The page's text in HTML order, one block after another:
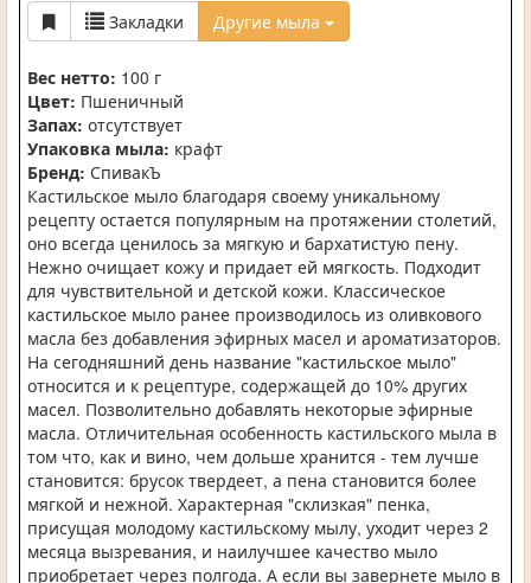
Закладки Другие мыла
Вес нетто: 100 г
Цвет: Пшеничный
Запах: отсутствует
Упаковка мыла: крафт
Бренд: СпивакЪ
Кастильское мыло благодаря своему уникальному
рецепту остается популярным на протяжении столетий,
оно всегда ценилось за мягкую и бархатистую пену.
Нежно очищает кожу и придает ей мягкость. Подходит
для чувствительной и детской кожи. Классическое
кастильское мыло ранее производилось из оливкового
масла без добавления эфирных масел и ароматизаторов.
На сегодняшний день название "кастильское мыло"
относится и к рецептуре, содержащей до 10% других
масел. Позволительно добавлять некоторые эфирные
масла. Отличительная особенность кастильского мыла в
том что, как и вино, чем дольше хранится - тем лучше
становится: брусок твердеет, а пена становится более
мягкой и нежной. Характерная "склизкая" пенка,
присущая молодому кастильскому мылу, уходит через 2
месяца вызревания, и наилучшее качество мыло
приобретает через полгода. А если вы завернете мыло в